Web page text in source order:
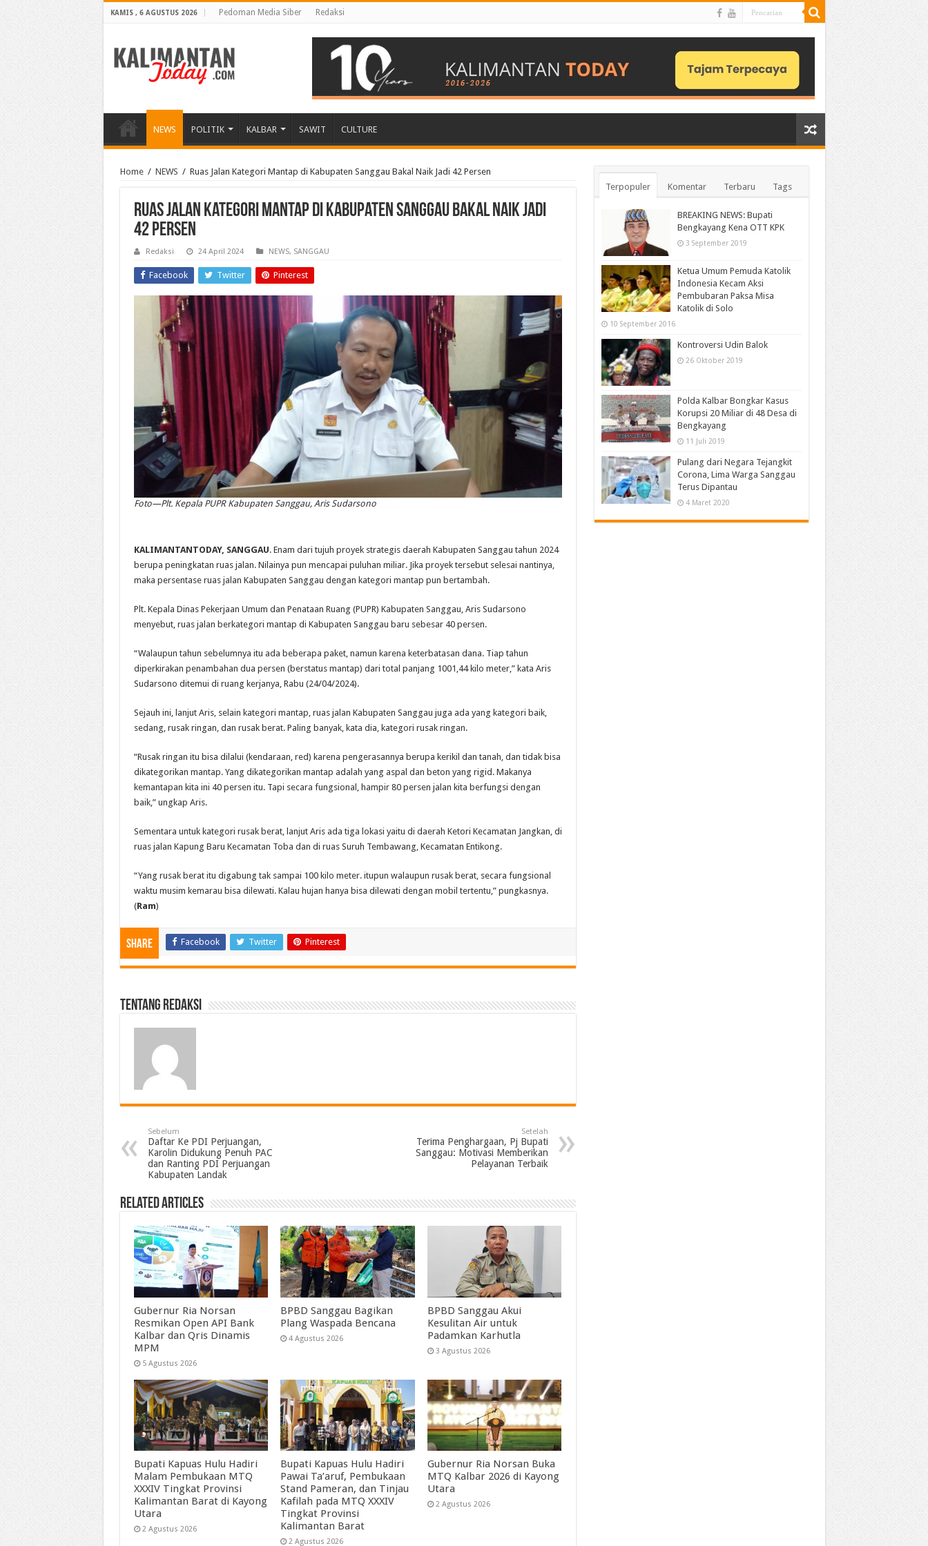
KAMIS , 6 AGUSTUS 2026 Pedoman Media Siber Redaksi
NEWS POLITIK KALBAR SAWIT CULTURE
Home / NEWS / Ruas Jalan Kategori Mantap di Kabupaten Sanggau Bakal Naik Jadi 42 Persen
Ruas Jalan Kategori Mantap di Kabupaten Sanggau Bakal Naik Jadi
42 Persen
Redaksi 24 April 2024 NEWS, SANGGAU
Facebook Twitter Pinterest
Foto—Plt. Kepala PUPR Kabupaten Sanggau, Aris Sudarsono
KALIMANTANTODAY, SANGGAU. Enam dari tujuh proyek strategis daerah Kabupaten Sanggau tahun 2024
berupa peningkatan ruas jalan. Nilainya pun mencapai puluhan miliar. Jika proyek tersebut selesai nantinya,
maka persentase ruas jalan Kabupaten Sanggau dengan kategori mantap pun bertambah.
Plt. Kepala Dinas Pekerjaan Umum dan Penataan Ruang (PUPR) Kabupaten Sanggau, Aris Sudarsono
menyebut, ruas jalan berkategori mantap di Kabupaten Sanggau baru sebesar 40 persen.
“Walaupun tahun sebelumnya itu ada beberapa paket, namun karena keterbatasan dana. Tiap tahun
diperkirakan penambahan dua persen (berstatus mantap) dari total panjang 1001,44 kilo meter,” kata Aris
Sudarsono ditemui di ruang kerjanya, Rabu (24/04/2024).
Sejauh ini, lanjut Aris, selain kategori mantap, ruas jalan Kabupaten Sanggau juga ada yang kategori baik,
sedang, rusak ringan, dan rusak berat. Paling banyak, kata dia, kategori rusak ringan.
“Rusak ringan itu bisa dilalui (kendaraan, red) karena pengerasannya berupa kerikil dan tanah, dan tidak bisa
dikategorikan mantap. Yang dikategorikan mantap adalah yang aspal dan beton yang rigid. Makanya
kemantapan kita ini 40 persen itu. Tapi secara fungsional, hampir 80 persen jalan kita berfungsi dengan
baik,” ungkap Aris.
Sementara untuk kategori rusak berat, lanjut Aris ada tiga lokasi yaitu di daerah Ketori Kecamatan Jangkan, di
ruas jalan Kapung Baru Kecamatan Toba dan di ruas Suruh Tembawang, Kecamatan Entikong.
“Yang rusak berat itu digabung tak sampai 100 kilo meter. itupun walaupun rusak berat, secara fungsional
waktu musim kemarau bisa dilewati. Kalau hujan hanya bisa dilewati dengan mobil tertentu,” pungkasnya.
(Ram)
Share Facebook Twitter Pinterest
Tentang Redaksi
Sebelum
Daftar Ke PDI Perjuangan,
Karolin Didukung Penuh PAC
dan Ranting PDI Perjuangan
Kabupaten Landak
Setelah
Terima Penghargaan, Pj Bupati
Sanggau: Motivasi Memberikan
Pelayanan Terbaik
Related Articles
Gubernur Ria Norsan
Resmikan Open API Bank
Kalbar dan Qris Dinamis
MPM
5 Agustus 2026
BPBD Sanggau Bagikan
Plang Waspada Bencana
4 Agustus 2026
BPBD Sanggau Akui
Kesulitan Air untuk
Padamkan Karhutla
3 Agustus 2026
Bupati Kapuas Hulu Hadiri
Malam Pembukaan MTQ
XXXIV Tingkat Provinsi
Kalimantan Barat di Kayong
Utara
2 Agustus 2026
Bupati Kapuas Hulu Hadiri
Pawai Ta’aruf, Pembukaan
Stand Pameran, dan Tinjau
Kafilah pada MTQ XXXIV
Tingkat Provinsi
Kalimantan Barat
2 Agustus 2026
Gubernur Ria Norsan Buka
MTQ Kalbar 2026 di Kayong
Utara
2 Agustus 2026
Terpopuler Komentar Terbaru Tags
BREAKING NEWS: Bupati
Bengkayang Kena OTT KPK
3 September 2019
Ketua Umum Pemuda Katolik
Indonesia Kecam Aksi
Pembubaran Paksa Misa
Katolik di Solo
10 September 2016
Kontroversi Udin Balok
26 Oktober 2019
Polda Kalbar Bongkar Kasus
Korupsi 20 Miliar di 48 Desa di
Bengkayang
11 Juli 2019
Pulang dari Negara Tejangkit
Corona, Lima Warga Sanggau
Terus Dipantau
4 Maret 2020